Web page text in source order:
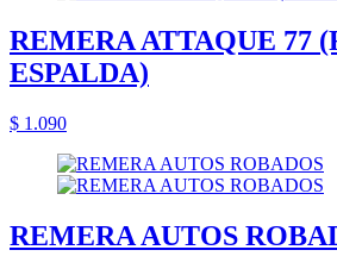
REMERA ATTAQUE 77
ESPALDA)
$ 1.090
REMERA AUTOS